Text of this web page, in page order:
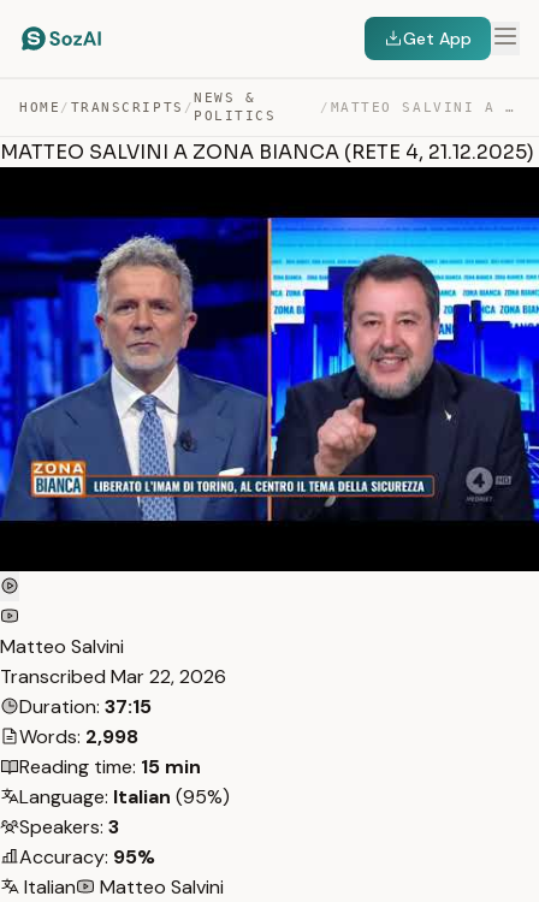
Get App
HOME / TRANSCRIPTS /
NEWS &
POLITICS
/ MATTEO SALVINI A ZONA BIANCA (RETE 4, 21.12.2025) — TRANSCRIPT
MATTEO SALVINI A ZONA BIANCA (RETE 4, 21.12.2025)
Matteo Salvini
Transcribed Mar 22, 2026
Duration: 37:15
Words: 2,998
Reading time: 15 min
Language: Italian (95%)
Speakers: 3
Accuracy: 95%
Italian
Matteo Salvini